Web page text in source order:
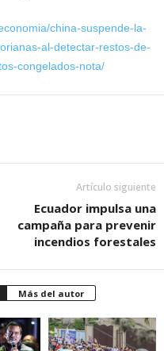
china-suspende-la-
al-detectar-restos-de-
congelados-nota/
Artículo siguiente
Ecuador impulsa una
campaña para prevenir
incendios forestales
Más del autor